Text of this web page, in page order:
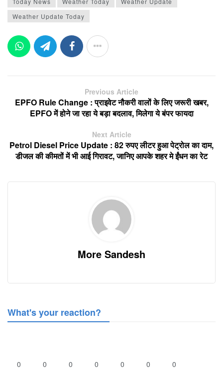
Weather Update Today
Previous Article
EPFO Rule Change : प्राइवेट नौकरी वालों के लिए जरूरी खबर,
EPFO में होने जा रहा ये बड़ा बदलाव, मिलेगा ये बंपर फायदा
Next Article
Petrol Diesel Price Update : 82 रुपए लीटर हुआ पेट्रोल का दाम,
डीजल की कीमतों में भी आई गिरावट, जानिए आपके शहर मे ईंधन का रेट
More Sandesh
What's your reaction?
0 0 0 0 0 0 0